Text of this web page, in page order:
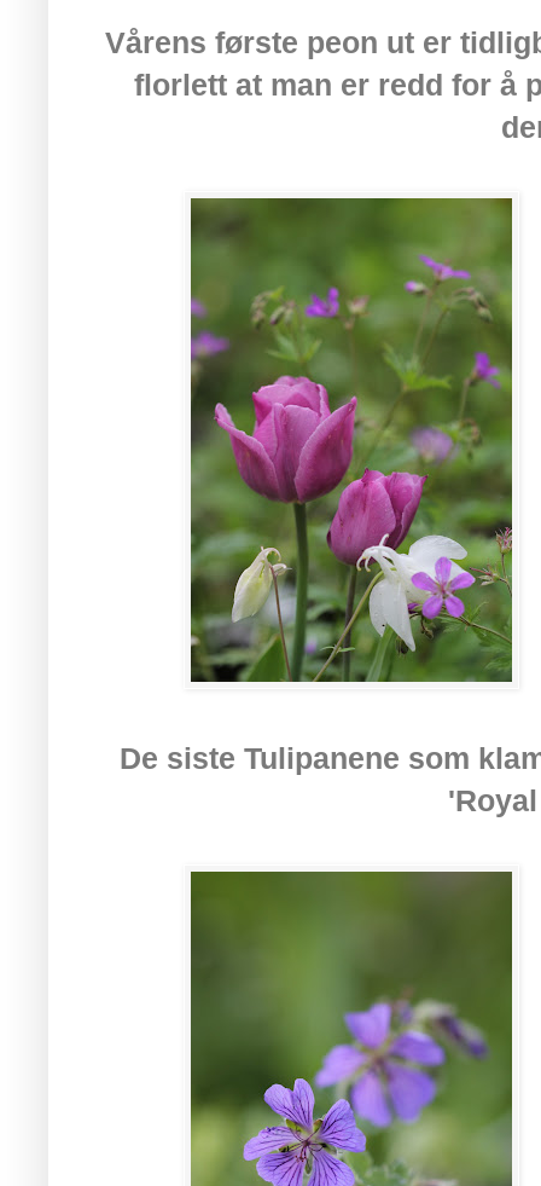
Vårens første peon ut er
florlett at man er redd for å
De siste Tulipanene som